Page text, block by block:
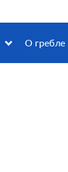
О гребле